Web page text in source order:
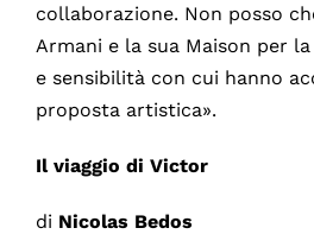
collaborazione. Non posso
Armani e la sua Maison per
e sensibilità con cui hanno
proposta artistica».
Il viaggio di Victor
di Nicolas Bedos